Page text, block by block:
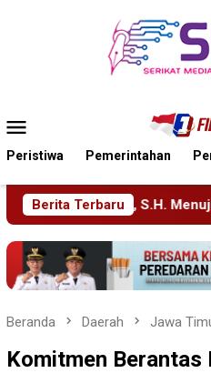
Mobile
Peristiwa Pemerintahan
Berita Terbaru
Suci, Manajemen Pastikan
Beranda Daerah Jawa
Komitmen Berantas